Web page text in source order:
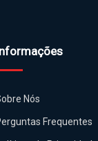
Políticas de Privacidade